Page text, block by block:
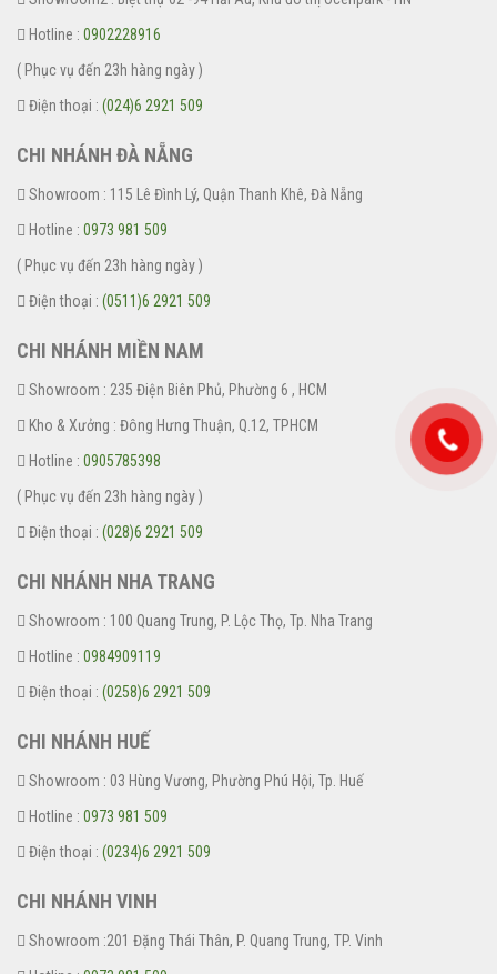
Hotline : 0902228916
( Phục vụ đến 23h hàng ngày )
Điện thoại : (024)6 2921 509
CHI NHÁNH ĐÀ NẴNG
Showroom : 115 Lê Đình Lý, Quận Thanh Khê, Đà Nẵng
Hotline : 0973 981 509
( Phục vụ đến 23h hàng ngày )
Điện thoại : (0511)6 2921 509
CHI NHÁNH MIỀN NAM
Showroom : 235 Điện Biên Phủ, Phường 6 , HCM
Kho & Xưởng : Đông Hưng Thuận, Q.12, TPHCM
Hotline : 0905785398
( Phục vụ đến 23h hàng ngày )
Điện thoại : (028)6 2921 509
CHI NHÁNH NHA TRANG
Showroom : 100 Quang Trung, P. Lộc Thọ, Tp. Nha Trang
Hotline : 0984909119
Điện thoại : (0258)6 2921 509
CHI NHÁNH HUẾ
Showroom : 03 Hùng Vương, Phường Phú Hội, Tp. Huế
Hotline : 0973 981 509
Điện thoại : (0234)6 2921 509
CHI NHÁNH VINH
Showroom :201 Đặng Thái Thân, P. Quang Trung, TP. Vinh